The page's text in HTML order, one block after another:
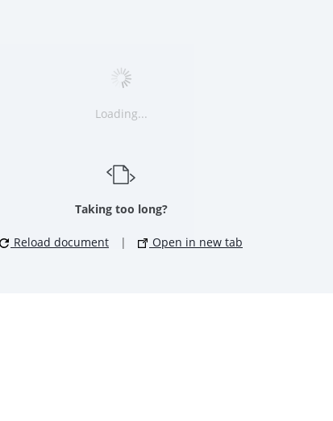
Loading...
Taking too long?
Reload document | Open in new tab